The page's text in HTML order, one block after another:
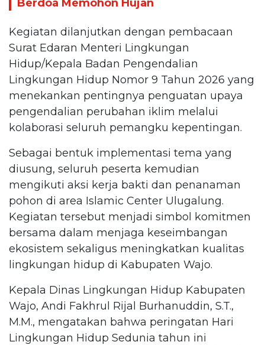
Berdoa Memohon Hujan
Kegiatan dilanjutkan dengan pembacaan
Surat Edaran Menteri Lingkungan
Hidup/Kepala Badan Pengendalian
Lingkungan Hidup Nomor 9 Tahun 2026 yang
menekankan pentingnya penguatan upaya
pengendalian perubahan iklim melalui
kolaborasi seluruh pemangku kepentingan.
Sebagai bentuk implementasi tema yang
diusung, seluruh peserta kemudian
mengikuti aksi kerja bakti dan penanaman
pohon di area Islamic Center Ulugalung.
Kegiatan tersebut menjadi simbol komitmen
bersama dalam menjaga keseimbangan
ekosistem sekaligus meningkatkan kualitas
lingkungan hidup di Kabupaten Wajo.
Kepala Dinas Lingkungan Hidup Kabupaten
Wajo, Andi Fakhrul Rijal Burhanuddin, S.T.,
M.M., mengatakan bahwa peringatan Hari
Lingkungan Hidup Sedunia tahun ini